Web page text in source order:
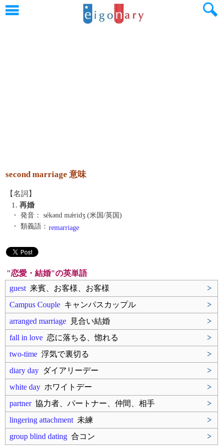
second marriage 意味
【名詞】
1. 再婚
・ 発音：
sékənd mǽridʒ (米国/英国)
・ 類義語： remarriage
"恋愛・結婚"の英単語
guest 来賓、お客様、お客様
>
Campus Couple キャンパスカップル
>
arranged marriage 見合い結婚
>
fall in love 恋に落ちる、惚れる
>
two-time 浮気で裏切る
>
diary day ダイアリーデー
>
white day ホワイトデー
>
partner協力者、パートナー、仲間、相手
>
lingering attachment 未練
>
group blind dating 合コン >